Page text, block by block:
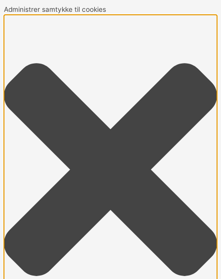
Administrer samtykke til cookies
til